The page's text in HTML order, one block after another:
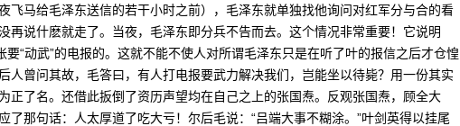
飞马给毛泽东送信的若干小时之前），毛泽东就单独找他询问对红军分与合的看
再说什麽就走了。当夜，毛泽东即分兵不告而去。这个情况非常重要！它说明
要“动武”的电报的。这就不能不使人对所谓毛泽东只是在听了叶的报信之后才仓惶
人曾问其故，毛答曰，有人打电报要武力解决我们，岂能坐以待毙？用一份其实
正了名。还借此扳倒了资历声望均在自己之上的张国焘。反观张国焘，顾全大
了那句话：人太厚道了吃大亏！尔后毛说：“吕端大事不糊涂。”叶剑英得以挂尾